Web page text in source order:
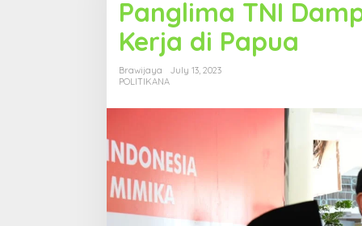
n
l
i
N
Panglima TNI
Kerja di Papua
Brawijaya
July 13, 2023
POLITIKANA